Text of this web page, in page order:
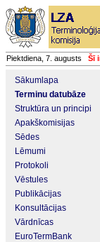
Piektdiena, 7. augusts Šī
Sākumlapa
Terminu datubāze
Struktūra un principi
Apakškomisijas
Sēdes
Lēmumi
Protokoli
Vēstules
Publikācijas
Konsultācijas
Vārdnīcas
EuroTermBank